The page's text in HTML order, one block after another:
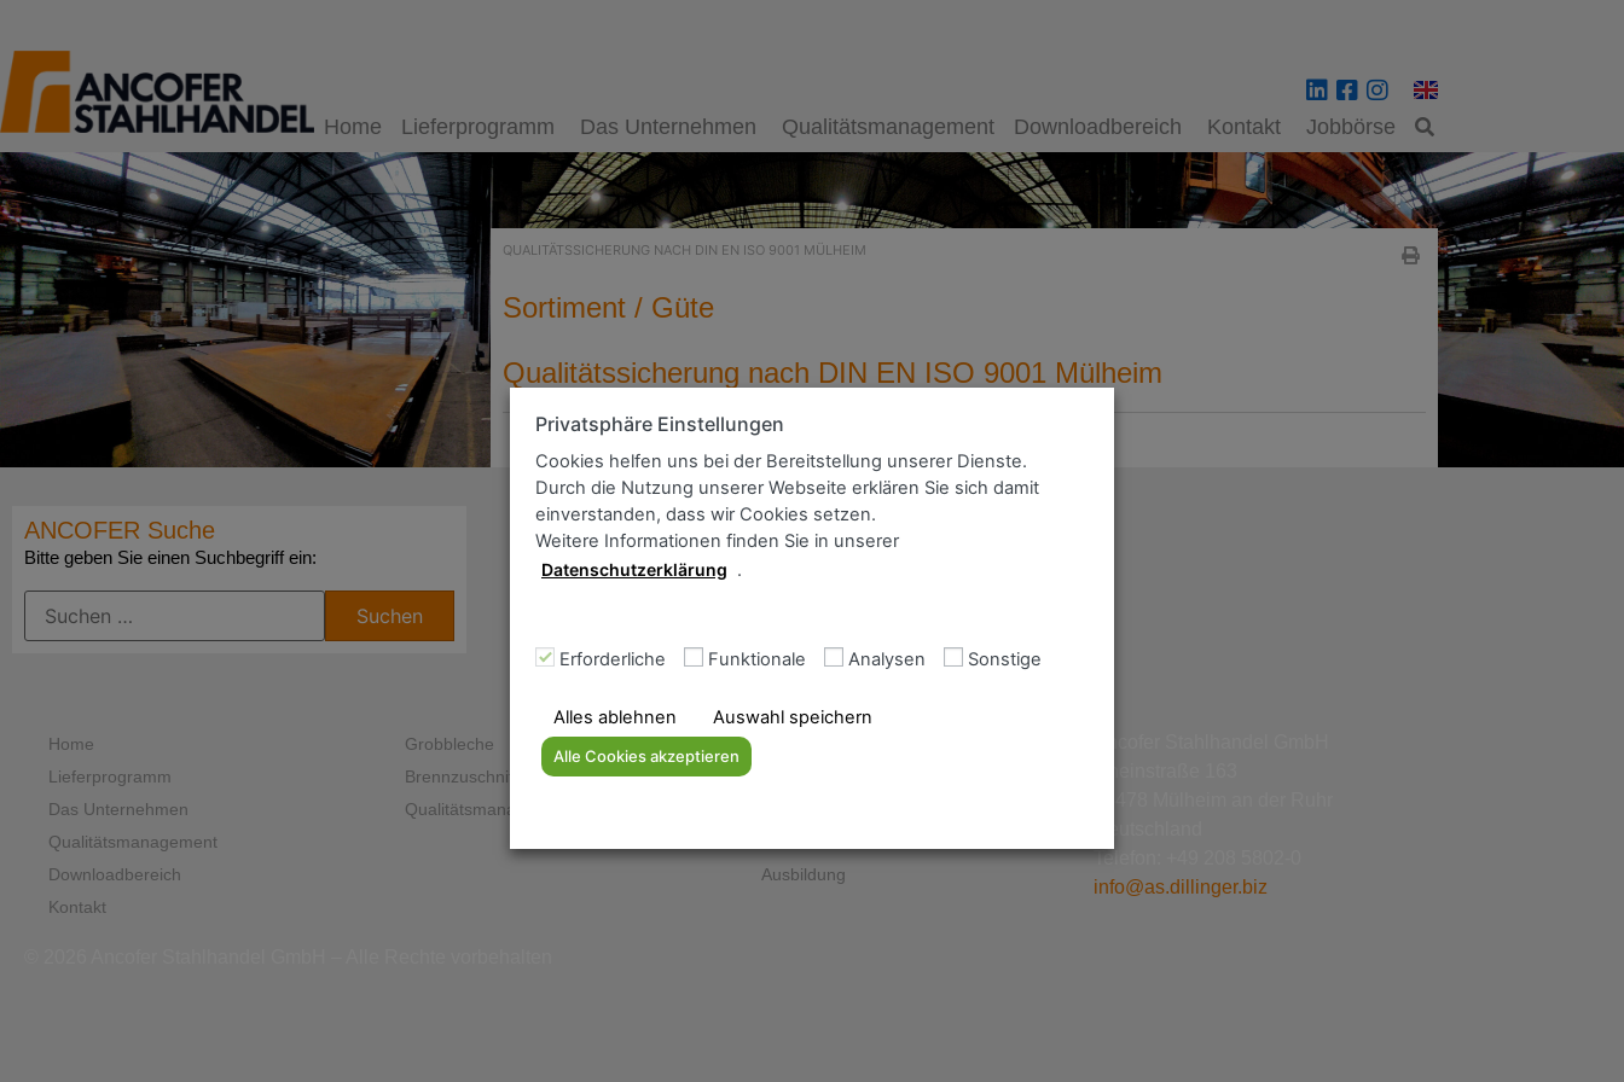
Home Lieferprogramm Das Unternehmen Qualitätsmanagement Downloadbereich Kontakt Jobbörse
ANCOFER Suche
Bitte geben Sie einen Suchbegriff ein:
QUALITÄTSSICHERUNG NACH DIN EN ISO 9001 MÜLHEIM
Sortiment / Güte
Qualitätssicherung nach DIN EN ISO 9001 Mülheim
Home
Lieferprogramm
Das Unternehmen
Qualitätsmanagement
Downloadbereich
Kontakt
Grobbleche
Brennzuschnitte
Qualitätsmanagement
Ausbildung
Telefon: +49 208 5802-0
info@as.dillinger.biz
Privatsphäre Einstellungen
Cookies helfen uns bei der Bereitstellung unserer Dienste.
Durch die Nutzung unserer Webseite erklären Sie sich damit
einverstanden, dass wir Cookies setzen.
Weitere Informationen finden Sie in unserer
Datenschutzerklärung .
Erforderliche Funktionale Analysen Sonstige
Alles ablehnen Auswahl speichern
Alle Cookies akzeptieren